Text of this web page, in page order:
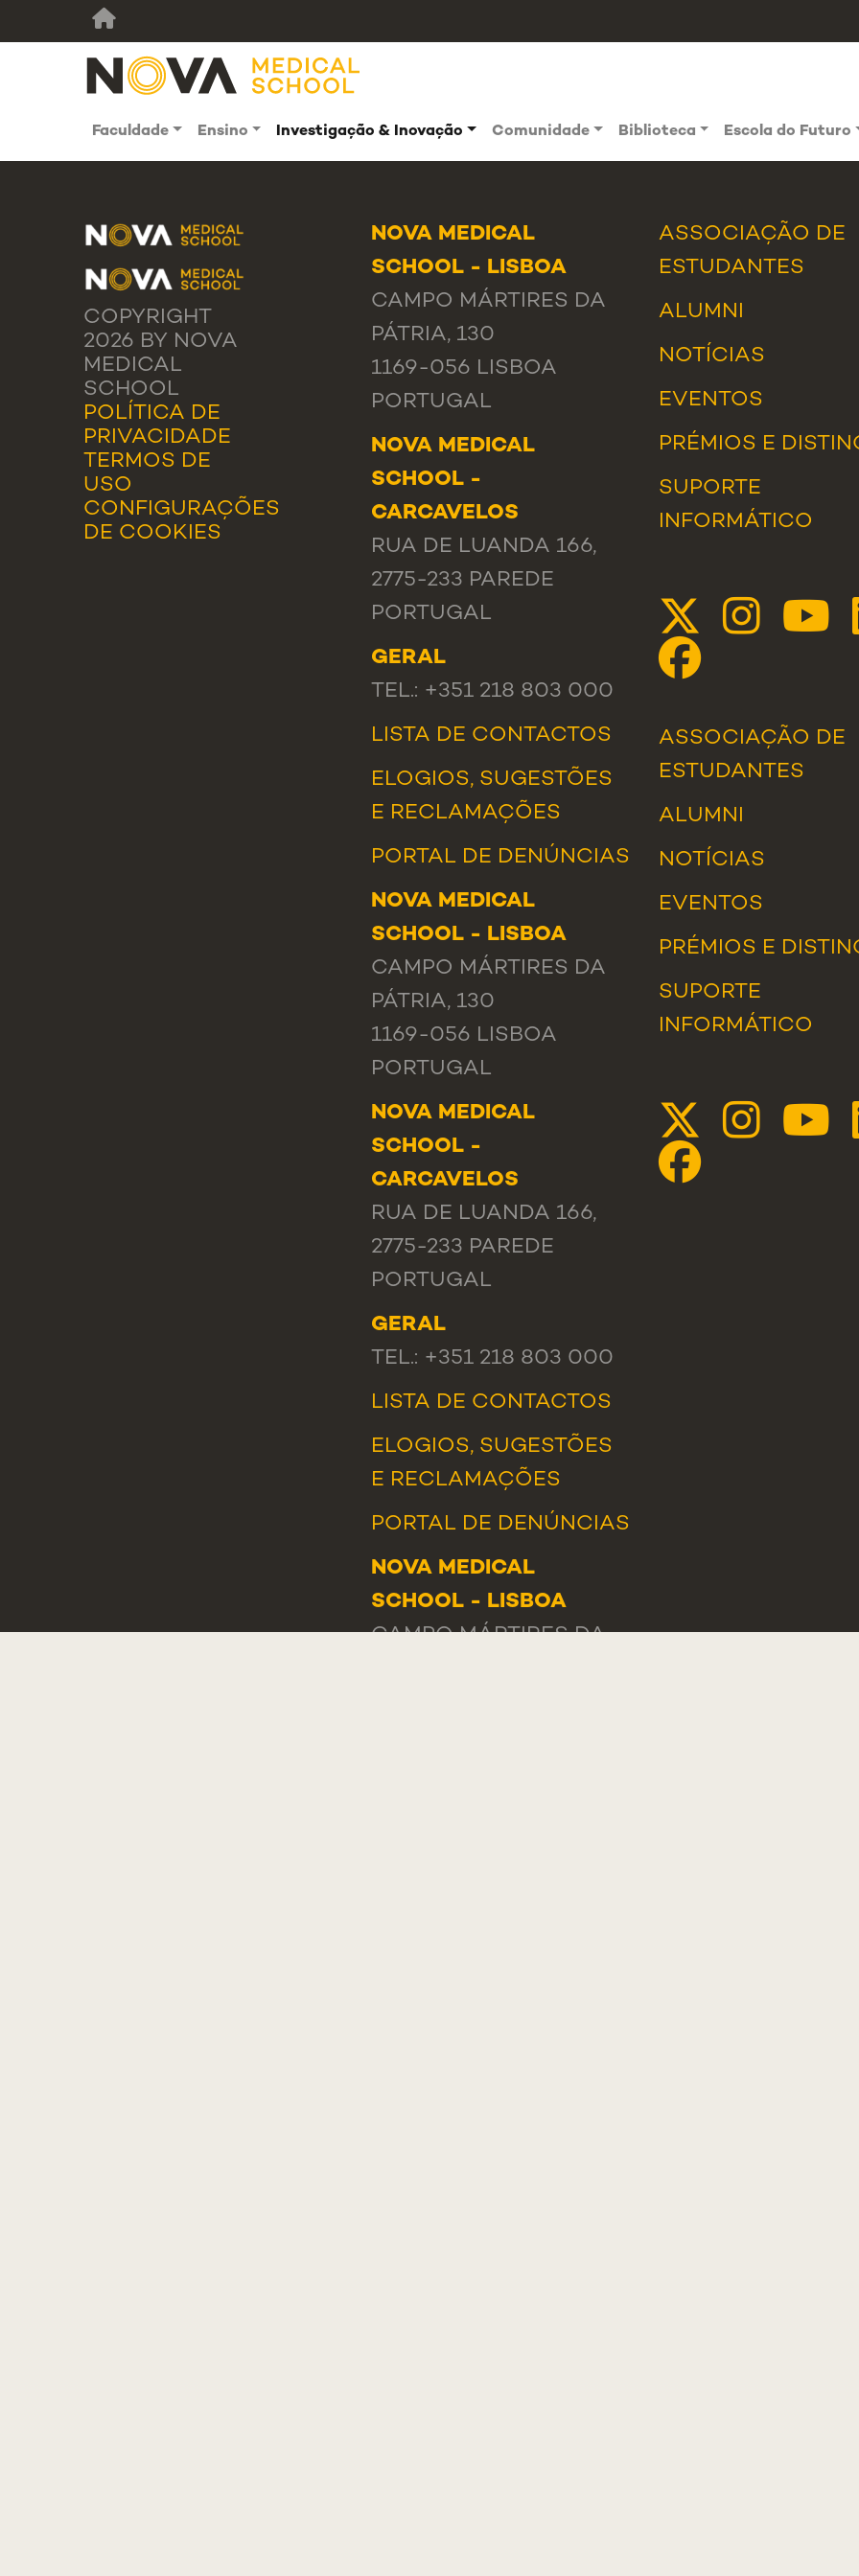
Faculdade Ensino Investigação & Inovação Comunidade Biblioteca Escola do Futuro
COPYRIGHT
2026 BY NOVA
MEDICAL
SCHOOL
POLÍTICA DE
PRIVACIDADE
TERMOS DE
USO
CONFIGURAÇÕES
DE COOKIES
NOVA MEDICAL
SCHOOL - LISBOA
CAMPO MÁRTIRES DA
PÁTRIA, 130
1169-056 LISBOA
PORTUGAL
NOVA MEDICAL
SCHOOL -
CARCAVELOS
RUA DE LUANDA 166,
2775-233 PAREDE
PORTUGAL
GERAL
TEL.: +351 218 803 000
LISTA DE CONTACTOS
ELOGIOS, SUGESTÕES
E RECLAMAÇÕES
PORTAL DE DENÚNCIAS
NOVA MEDICAL
SCHOOL - LISBOA
CAMPO MÁRTIRES DA
PÁTRIA, 130
1169-056 LISBOA
PORTUGAL
NOVA MEDICAL
SCHOOL -
CARCAVELOS
RUA DE LUANDA 166,
2775-233 PAREDE
PORTUGAL
GERAL
TEL.: +351 218 803 000
LISTA DE CONTACTOS
ELOGIOS, SUGESTÕES
E RECLAMAÇÕES
PORTAL DE DENÚNCIAS
NOVA MEDICAL
SCHOOL - LISBOA
CAMPO MÁRTIRES DA
ASSOCIAÇÃO DE
ESTUDANTES
ALUMNI
NOTÍCIAS
EVENTOS
PRÉMIOS E
SUPORTE
INFORMÁTICO
ASSOCIAÇÃO DE
ESTUDANTES
ALUMNI
NOTÍCIAS
EVENTOS
PRÉMIOS E
SUPORTE
INFORMÁTICO